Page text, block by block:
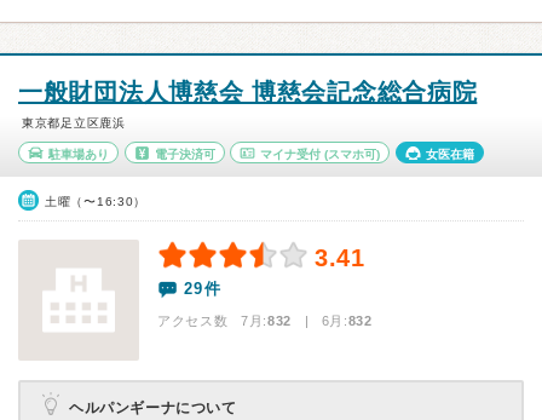
一般財団法人博慈会 博慈会記念総合病院
東京都足立区鹿浜
駐車場あり 電子決済可 マイナ受付 (スマホ可) 女医在籍
土曜（〜16:30）
3.41
29件
アクセス数 7月:832 | 6月:832
ヘルパンギーナについて